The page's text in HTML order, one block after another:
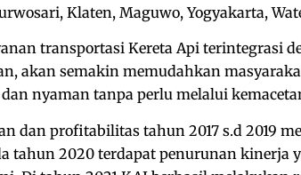
Klaten, Maguwo, Yogyakarta,
transportasi Kereta Api terintegrasi
akan semakin memudahkan
nyaman tanpa perlu melalui
dan profitabilitas tahun 2017 s.d 2019
tahun 2020 terdapat penurunan kinerja